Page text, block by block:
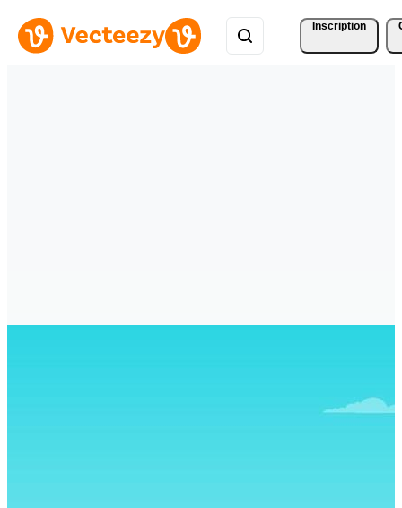
Inscription